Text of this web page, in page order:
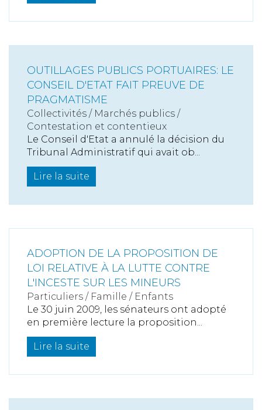
OUTILLAGES PUBLICS PORTUAIRES: LE
CONSEIL D'ETAT FAIT PREUVE DE
PRAGMATISME
Collectivités / Marchés publics /
Contestation et contentieux
Le Conseil d'Etat a annulé la décision du
Tribunal Administratif qui avait ob...
Lire la suite
ADOPTION DE LA PROPOSITION DE
LOI RELATIVE À LA LUTTE CONTRE
L'INCESTE SUR LES MINEURS
Particuliers / Famille / Enfants
Le 30 juin 2009, les sénateurs ont adopté
en première lecture la proposition...
Lire la suite